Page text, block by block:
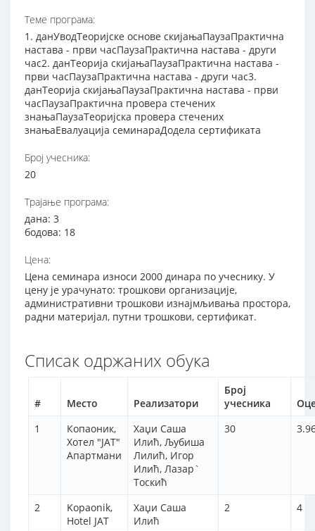
Теме програма:
1. данУводТеоријске основе скијањаПаузаПрактична
настава - први часПаузаПрактична настава - други
час2. данТеорија скијањаПаузаПрактична настава -
први часПаузаПрактична настава - други час3.
данТеорија скијањаПаузаПрактична настава - први
часПаузаПрактична провера стечених
знањаПаузаТеоријска провера стечених
знањаЕвалуација семинараДодела сертификата
Број учесника:
20
Трајање програма:
дана: 3
бодова: 18
Цена:
Цена семинара износи 2000 динара по учеснику. У
цену је урачунато: трошкови организације,
административни трошкови изнајмљивања простора,
радни материјал, путни трошкови, сертификат.
Списак одржаних обука
# Место Реализатори
Број
учесника
1
Копаоник,
Хотел "ЈАТ"
Апартмани
Хаџи Саша
Илић, Љубиша
Лилић, Игор
Илић, Лазар`
Тоскић
30
2
Kopaonik,
Hotel JAT
Хаџи Саша
Илић
2 4